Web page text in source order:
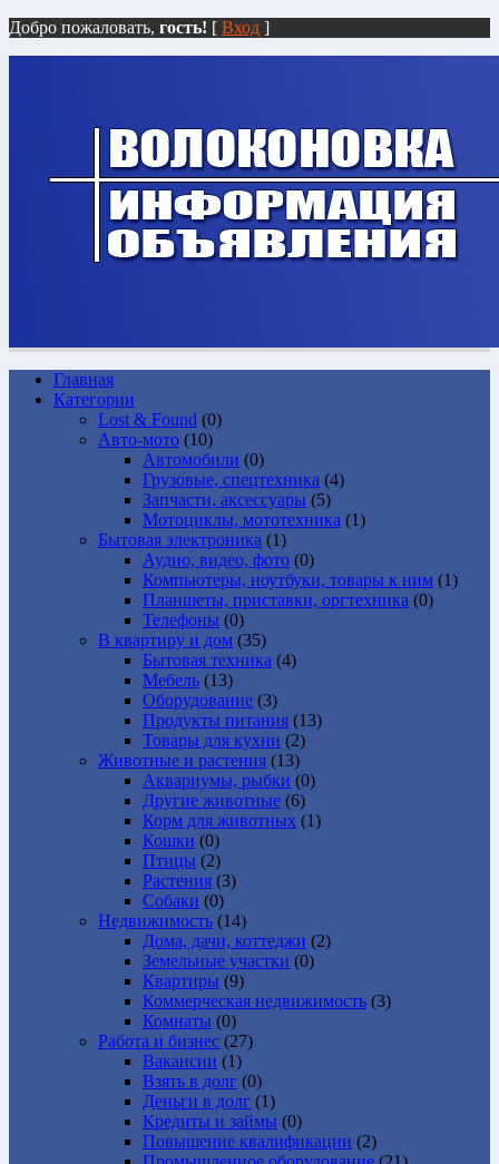
Добро пожаловать, гость! [ Вход ]
Главная
Категории
Lost & Found (0)
Авто-мото (10)
Автомобили (0)
Грузовые, спецтехника (4)
Запчасти, аксессуары (5)
Мотоциклы, мототехника (1)
Бытовая электроника (1)
Аудио, видео, фото (0)
Компьютеры, ноутбуки, товары к ним (1)
Планшеты, приставки, оргтехника (0)
Телефоны (0)
В квартиру и дом (35)
Бытовая техника (4)
Мебель (13)
Оборудование (3)
Продукты питания (13)
Товары для кухни (2)
Животные и растения (13)
Аквариумы, рыбки (0)
Другие животные (6)
Корм для животных (1)
Кошки (0)
Птицы (2)
Растения (3)
Собаки (0)
Недвижимость (14)
Дома, дачи, коттеджи (2)
Земельные участки (0)
Квартиры (9)
Коммерческая недвижимость (3)
Комнаты (0)
Работа и бизнес (27)
Вакансии (1)
Взять в долг (0)
Деньги в долг (1)
Кредиты и займы (0)
Повышение квалификации (2)